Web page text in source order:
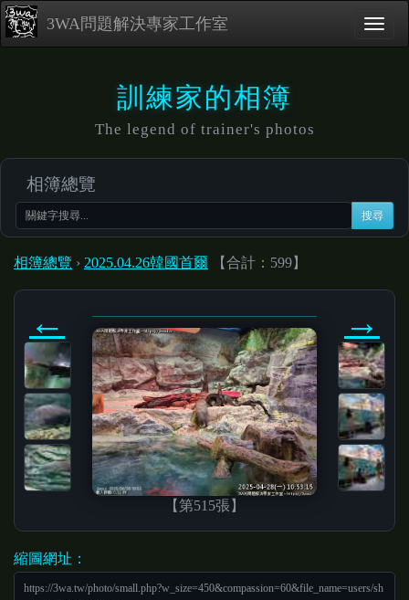
3WA問題解決專家工作室
訓練家的相簿
The legend of trainer's photos
相簿總覽
搜尋
相簿總覽 › 2025.04.26韓國首爾 【合計：599】
←
【第515張】
→
縮圖網址：
https://3wa.tw/photo/small.php?w_size=450&compassion=60&file_name=users/sh